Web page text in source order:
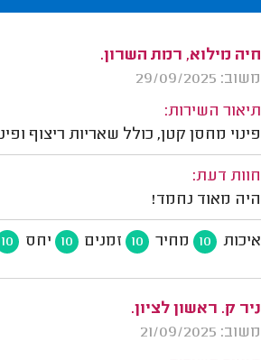
חיה מילוא, רמת השרון.
משוב: 29/09/2025
תיאור השירות:
פינוי מחסן קטן, כולל שאריות ריצוף
חוות דעת:
היה מאוד נחמד!
איכות 10 מחיר 10 זמנים 10 יחס 10
ניר ק. ראשון לציון.
משוב: 21/09/2025